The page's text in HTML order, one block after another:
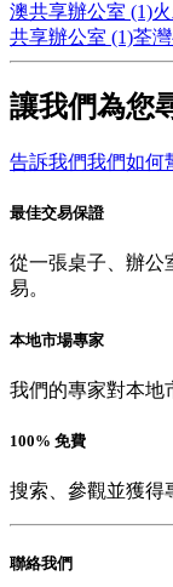
澳共享辦公室 (1)
共享辦公室 (1)荃
讓我們為您
告訴我們我們如何
最佳交易保證
從一張桌子、辦公
易。
本地市場專家
我們的專家對本地
100% 免費
搜索、參觀並獲得
聯絡我們